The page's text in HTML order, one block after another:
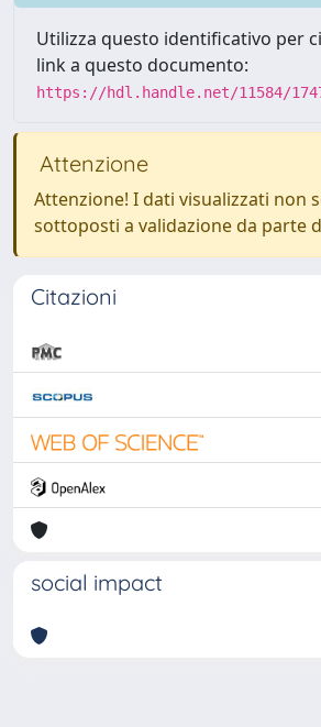
Utilizza questo identificativo per
link a questo documento:
https://hdl.handle.net/11584/
Attenzione
Attenzione! I dati visualizzati non
sottoposti a validazione da parte
Citazioni
social impact